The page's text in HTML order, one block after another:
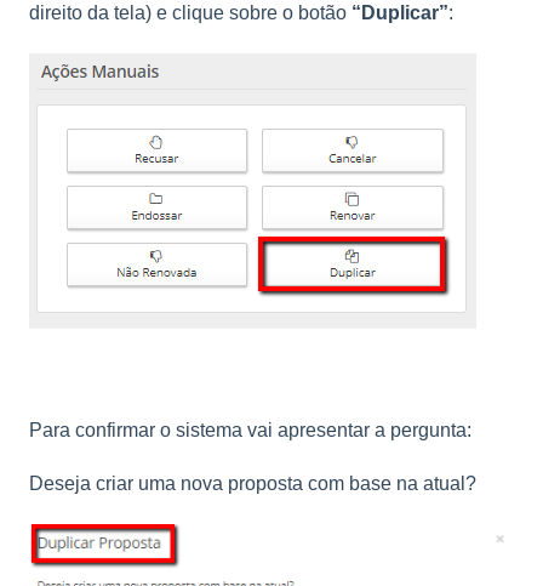
direito da tela) e clique sobre o botão “Duplicar”:
Para confirmar o sistema vai apresentar a pergunta:
Deseja criar uma nova proposta com base na atual?